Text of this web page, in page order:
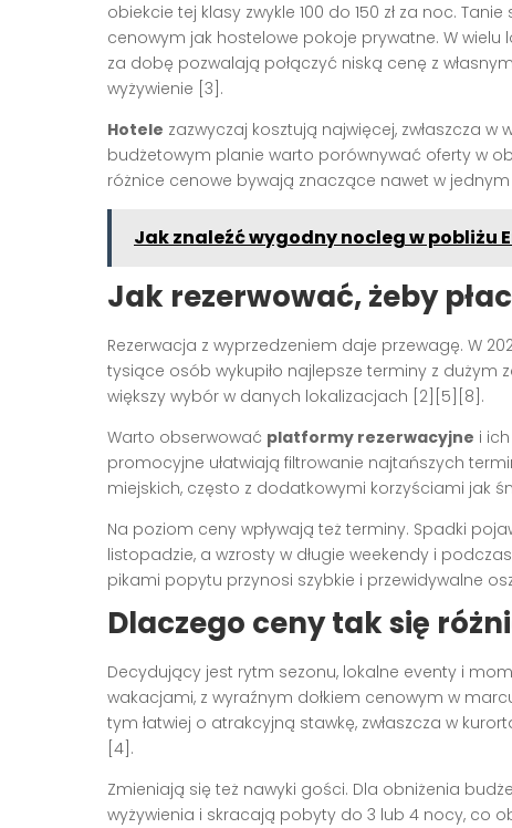
obiekcie tej klasy zwykle 100 do 150 zł za noc. Tanie
cenowym jak hostelowe pokoje prywatne. W wielu
za dobę pozwalają połączyć niską cenę z
wyżywienie [3].
Hotele zazwyczaj kosztują najwięcej, zwłaszcza
budżetowym planie warto porównywać oferty w
różnice cenowe bywają znaczące nawet w
Jak znaleźć wygodny nocleg w pobliżu
Jak rezerwować, żeby
Rezerwacja z wyprzedzeniem daje przewagę. W
tysiące osób wykupiło najlepsze terminy z dużym
większy wybór w danych lokalizacjach [2][5][8].
Warto obserwować platformy rezerwacyjne i
promocyjne ułatwiają filtrowanie najtańszych
miejskich, często z dodatkowymi korzyściami jak
Na poziom ceny wpływają też terminy. Spadki
listopadzie, a wzrosty w długie weekendy i
pikami popytu przynosi szybkie i przewidywalne
Dlaczego ceny tak się
Decydujący jest rytm sezonu, lokalne eventy i
wakacjami, z wyraźnym dołkiem cenowym w
tym łatwiej o atrakcyjną stawkę, zwłaszcza w
[4].
Zmieniają się też nawyki gości. Dla obniżenia
wyżywienia i skracają pobyty do 3 lub 4 nocy, co